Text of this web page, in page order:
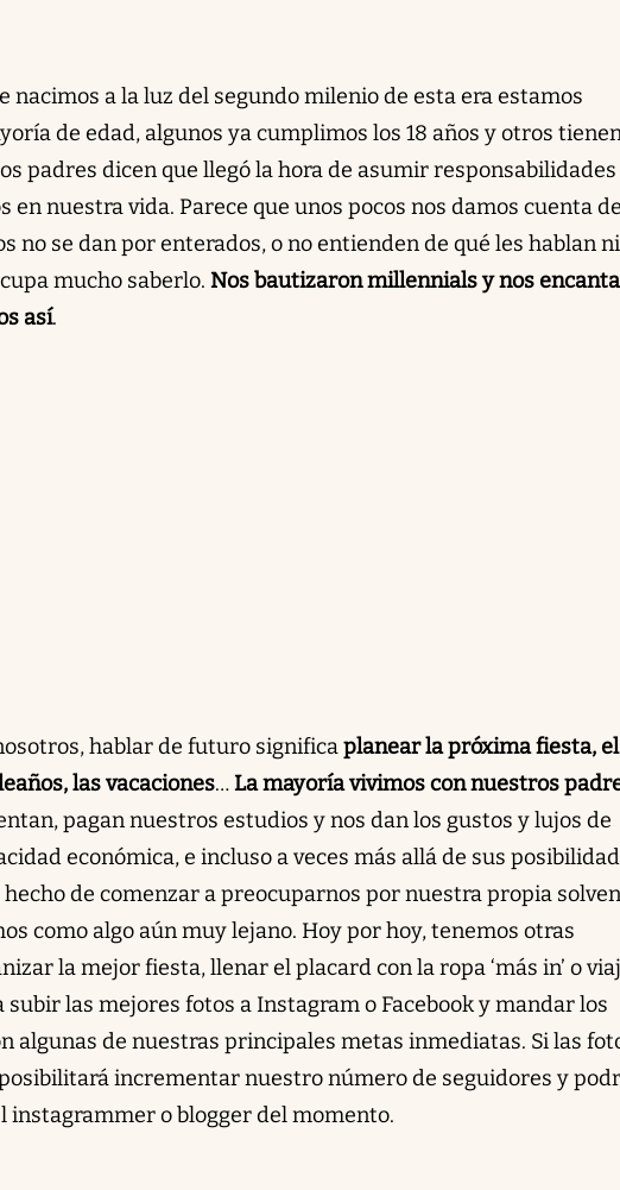
pestaña
pestaña
nacimos a la luz del segundo milenio de esta era estamos
de edad, algunos ya cumplimos los 18 años y otros
padres dicen que llegó la hora de asumir
en nuestra vida. Parece que unos pocos nos damos cuenta
no se dan por enterados, o no entienden de qué les hablan ni
mucho saberlo. Nos bautizaron millennials y nos encanta
así.
hablar de futuro significaplanear la próxima fiesta,
las vacaciones…La mayoría vivimos con nuestros
pagan nuestros estudios y nos dan los gustos y lujos de
económica, e incluso a veces más allá de sus
hecho de comenzar a preocuparnos por nuestra propia
como algo aún muy lejano. Hoy por hoy, tenemos otras
la mejor fiesta, llenar el placard con la ropa ‘más in’ o
subir las mejores fotos a Instagram o Facebook y mandar los
algunas de nuestras principales metas inmediatas. Si las
incrementar nuestro número de seguidores y
instagrammer o blogger del momento.